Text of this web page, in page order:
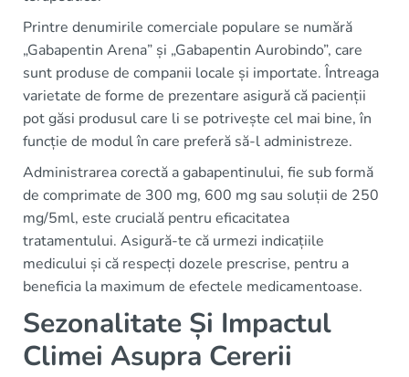
Printre denumirile comerciale populare se numără
„Gabapentin Arena” și „Gabapentin Aurobindo”, care
sunt produse de companii locale și importate. Întreaga
varietate de forme de prezentare asigură că pacienții
pot găsi produsul care li se potrivește cel mai bine, în
funcție de modul în care preferă să-l administreze.
Administrarea corectă a gabapentinului, fie sub formă
de comprimate de 300 mg, 600 mg sau soluții de 250
mg/5ml, este crucială pentru eficacitatea
tratamentului. Asigură-te că urmezi indicațiile
medicului și că respecți dozele prescrise, pentru a
beneficia la maximum de efectele medicamentoase.
Sezonalitate Și Impactul
Climei Asupra Cererii